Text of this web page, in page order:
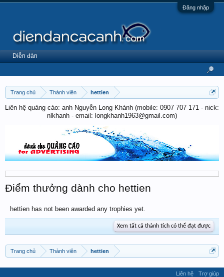
Đăng nhập
Trang chủ Thành viên hettien
Liên hệ quảng cáo: anh Nguyễn Long Khánh (mobile: 0907 707 171 - nick:
nlkhanh - email: longkhanh1963@gmail.com)
Điểm thưởng dành cho hettien
hettien has not been awarded any trophies yet.
Xem tất cả thành tích có thể đạt được
Trang chủ Thành viên hettien
Diễn đàn
Liên hệ
Trợ giúp